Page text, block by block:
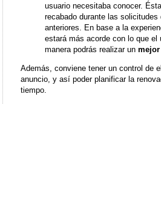
usuario necesitaba conocer.
recabado durante las
anteriores. En base a la
estará más acorde con lo que el
manera podrás realizar un
Además, conviene tener un control de
anuncio, y así poder planificar la
tiempo.